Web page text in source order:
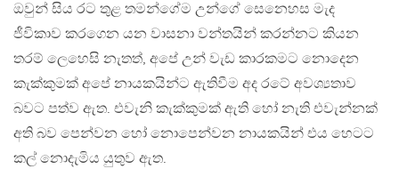
ඔවුන් සිය රට තුළ තමන්ගේම උන්ගේ සෙනෙහස මැද
ජීවිකාව කරගෙන යන වාසනා වන්තයින් කරන්නට කියන
තරම් ලෙහෙසි නැතත්, අපේ උන් වැඩ කාරකමට නොදෙන
කැක්කුමක් අපේ නායකයින්ට ඇතිවීම අද රටේ අවශ්‍යතාව
බවට පත්ව ඇත. එවැනි කැක්කුමක් ඇති හෝ නැති එවැන්නක්
අති බව පෙන්වන හෝ නොපෙන්වන නායකයින් එය හෙටට
කල් නොදැමිය යුතුව ඇත.